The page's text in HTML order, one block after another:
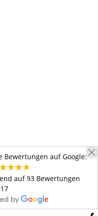
Bewertungen auf Google:
auf 93 Bewertungen